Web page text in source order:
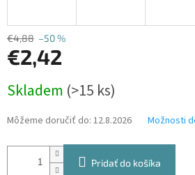
€4,88 –50 %
€2,42
cena:
Skladem (>15 ks)
Môžeme doručiť do: 12.8.2026 Možnosti
Pridať do košíka